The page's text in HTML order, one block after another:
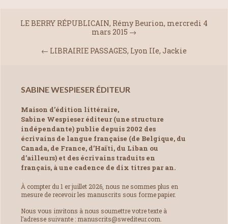
LE BERRY RÉPUBLICAIN, Rémy Beurion, mercredi 4
mars 2015 →
← LIBRAIRIE PASSAGES, Lyon IIe, Jackie
SABINE WESPIESER ÉDITEUR
Maison d’édition littéraire,
Sabine Wespieser éditeur (une structure
indépendante) publie depuis 2002 des
écrivains de langue française (de Belgique, du
Canada, de France, d’Haïti, du Liban ou
d’ailleurs) et des écrivains traduits en
français, à une cadence de dix titres par an.
À compter du 1 er juillet 2026, nous ne sommes plus en
mesure de recevoir les manuscrits sous forme papier.
Nous vous invitons à nous soumettre votre texte à
l’adresse suivante : manuscrits@swediteur.com.